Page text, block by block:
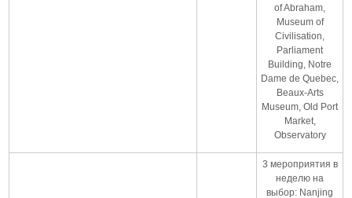
of Abraham,
Museum of
Civilisation,
Parliament
Building, Notre
Dame de Quebec,
Beaux-Arts
Museum, Old Port
Market,
Observatory
3 мероприятия в
неделю на
выбор: Nanjing